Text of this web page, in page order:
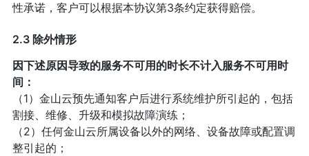
性承诺，客户可以根据本协议第3条约定获得赔偿。
2.3 除外情形
因下述原因导致的服务不可用的时长不计入服务不可用时
间：
（1）金山云预先通知客户后进行系统维护所引起的，包括
割接、维修、升级和模拟故障演练；
（2）任何金山云所属设备以外的网络、设备故障或配置调
整引起的；